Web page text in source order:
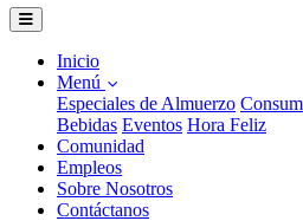
Inicio
Menú
Especiales de Almuerzo
Bebidas Eventos Hora Feliz
Comunidad
Empleos
Sobre Nosotros
Contáctanos